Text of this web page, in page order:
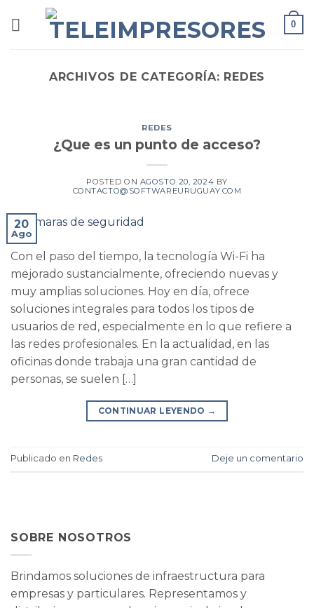
0
ARCHIVOS DE CATEGORÍA: REDES
REDES
¿Que es un punto de acceso?
POSTED ON AGOSTO 20, 2024 BY
CONTACTO@SOFTWAREURUGUAY.COM
20
Ago
Con el paso del tiempo, la tecnología Wi-Fi ha
mejorado sustancialmente, ofreciendo nuevas y
muy amplias soluciones. Hoy en día, ofrece
soluciones integrales para todos los tipos de
usuarios de red, especialmente en lo que refiere a
las redes profesionales. En la actualidad, en las
oficinas donde trabaja una gran cantidad de
personas, se suelen […]
CONTINUAR LEYENDO →
Publicado en Redes Deje un comentario
SOBRE NOSOTROS
Brindamos soluciones de infraestructura para
empresas y particulares. Representamos y